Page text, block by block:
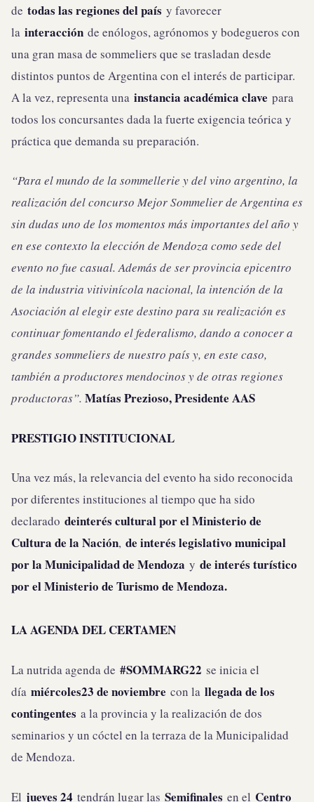
de todas las regiones del país y favorecer
la interacción de enólogos, agrónomos y bodegueros con
una gran masa de sommeliers que se trasladan desde
distintos puntos de Argentina con el interés de participar.
A la vez, representa una instancia académica clave para
todos los concursantes dada la fuerte exigencia teórica y
práctica que demanda su preparación.
“Para el mundo de la sommellerie y del vino argentino, la
realización del concurso Mejor Sommelier de Argentina es
sin dudas uno de los momentos más importantes del año y
en ese contexto la elección de Mendoza como sede del
evento no fue casual. Además de ser provincia epicentro
de la industria vitivinícola nacional, la intención de la
Asociación al elegir este destino para su realización es
continuar fomentando el federalismo, dando a conocer a
grandes sommeliers de nuestro país y, en este caso,
también a productores mendocinos y de otras regiones
productoras”. Matías Prezioso, Presidente AAS
PRESTIGIO INSTITUCIONAL
Una vez más, la relevancia del evento ha sido reconocida
por diferentes instituciones al tiempo que ha sido
declarado deinterés cultural por el Ministerio de
Cultura de la Nación, de interés legislativo municipal
por la Municipalidad de Mendoza y de interés turístico
por el Ministerio de Turismo de Mendoza.
LA AGENDA DEL CERTAMEN
La nutrida agenda de #SOMMARG22 se inicia el
día miércoles23 de noviembre con la llegada de los
contingentes a la provincia y la realización de dos
seminarios y un cóctel en la terraza de la Municipalidad
de Mendoza.
El jueves 24 tendrán lugar las Semifinales en el Centro